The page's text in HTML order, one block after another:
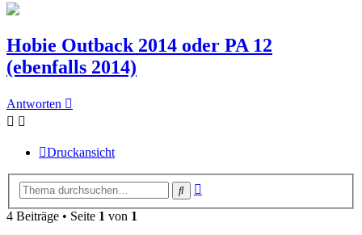
Hobie Outback 2014 oder PA 12
(ebenfalls 2014)
Antworten
Druckansicht
Suche
4 Beiträge • Seite 1 von 1